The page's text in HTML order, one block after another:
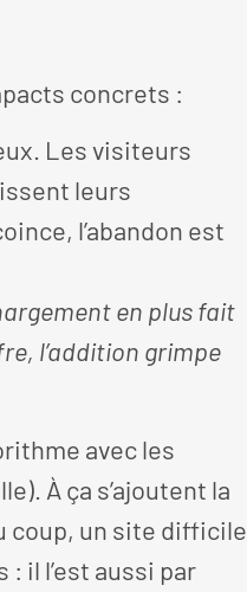
concrets :
Les visiteurs
leurs
l’abandon est
en plus fait
l’addition grimpe
avec les
À ça s’ajoutent la
coup, un site difficile
il l’est aussi par